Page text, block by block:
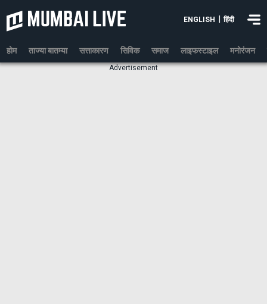
ENGLISH हिंदी
होम ताज्या बातम्या सत्ताकारण सिविक समाज लाइफस्टाइल मनोरंजन
Advertisement